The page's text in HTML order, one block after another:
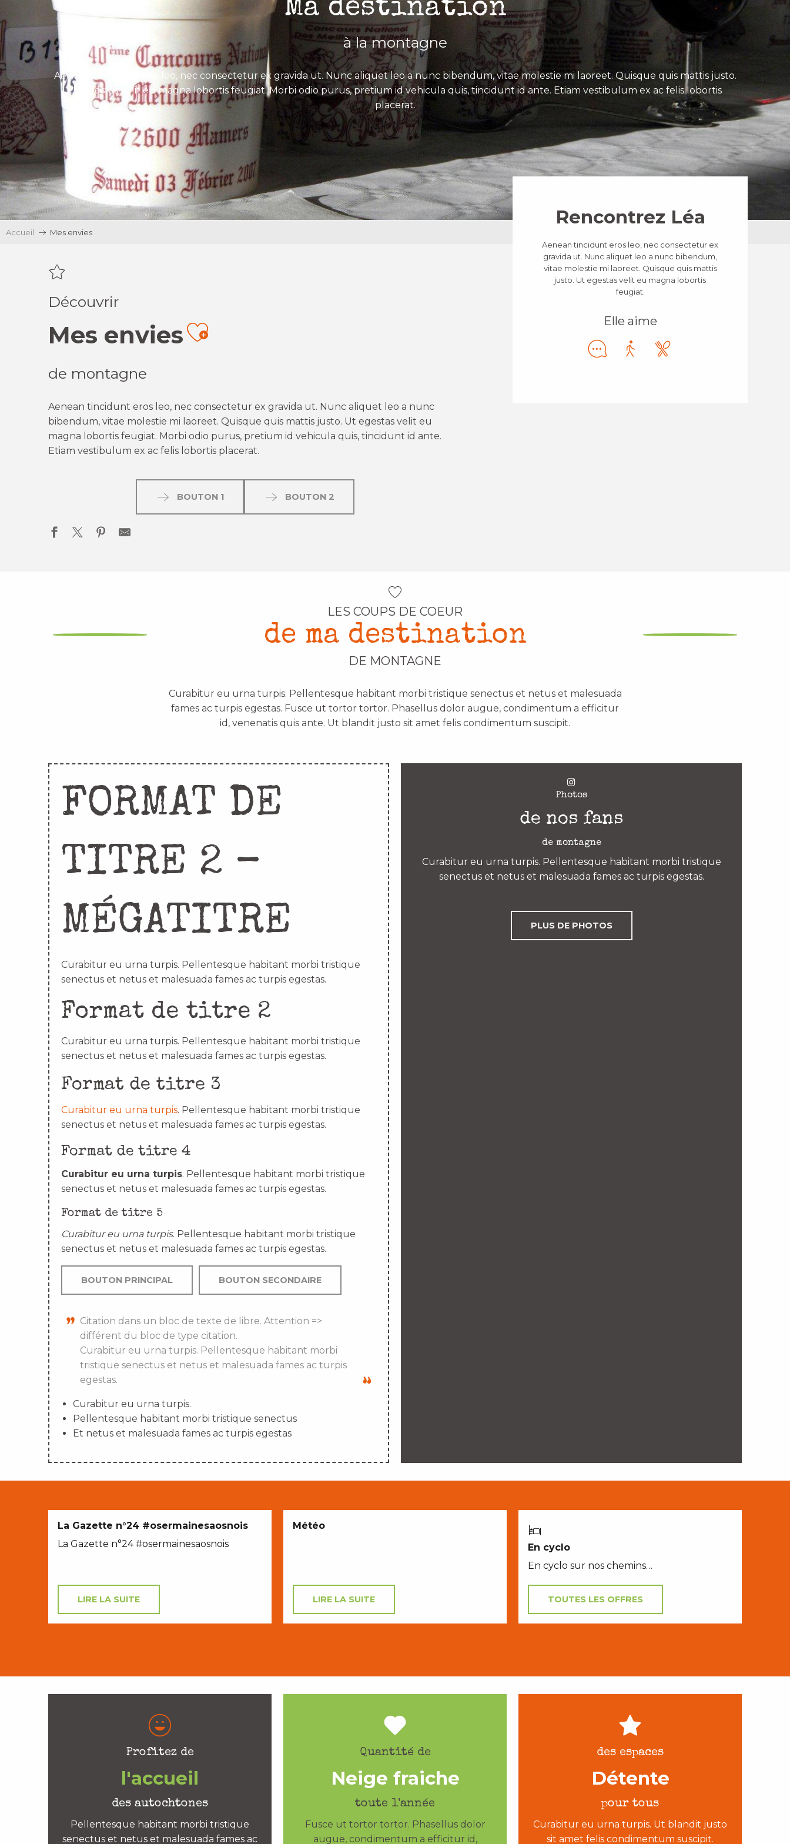
Ma destination
à la montagne
Aenean tincidunt eros leo, nec consectetur ex gravida ut. Nunc aliquet leo a nunc bibendum, vitae molestie mi laoreet. Quisque quis mattis justo.
Ut egestas velit eu magna lobortis feugiat. Morbi odio purus, pretium id vehicula quis, tincidunt id ante. Etiam vestibulum ex ac felis lobortis
placerat.
Accueil Mes envies
Découvrir
Mes enviesAjouter aux favoris
de montagne
Aenean tincidunt eros leo, nec consectetur ex gravida ut. Nunc aliquet leo a nunc
bibendum, vitae molestie mi laoreet. Quisque quis mattis justo. Ut egestas velit eu
magna lobortis feugiat. Morbi odio purus, pretium id vehicula quis, tincidunt id ante.
Etiam vestibulum ex ac felis lobortis placerat.
BOUTON 1 BOUTON 2
Rencontrez Léa
Aenean tincidunt eros leo, nec consectetur ex
gravida ut. Nunc aliquet leo a nunc bibendum,
vitae molestie mi laoreet. Quisque quis mattis
justo. Ut egestas velit eu magna lobortis
feugiat.
Elle aime
LES COUPS DE COEUR
de ma destination
DE MONTAGNE
Curabitur eu urna turpis. Pellentesque habitant morbi tristique senectus et netus et malesuada
fames ac turpis egestas. Fusce ut tortor tortor. Phasellus dolor augue, condimentum a efficitur
id, venenatis quis ante. Ut blandit justo sit amet felis condimentum suscipit.
FORMAT DE
TITRE 2 –
MÉGATITRE
Curabitur eu urna turpis. Pellentesque habitant morbi tristique
senectus et netus et malesuada fames ac turpis egestas.
Format de titre 2
Curabitur eu urna turpis. Pellentesque habitant morbi tristique
senectus et netus et malesuada fames ac turpis egestas.
Format de titre 3
Curabitur eu urna turpis. Pellentesque habitant morbi tristique
senectus et netus et malesuada fames ac turpis egestas.
Format de titre 4
Curabitur eu urna turpis. Pellentesque habitant morbi tristique
senectus et netus et malesuada fames ac turpis egestas.
Format de titre 5
Curabitur eu urna turpis. Pellentesque habitant morbi tristique
senectus et netus et malesuada fames ac turpis egestas.
BOUTON PRINCIPAL BOUTON SECONDAIRE
Citation dans un bloc de texte de libre. Attention =>
différent du bloc de type citation.
Curabitur eu urna turpis. Pellentesque habitant morbi
tristique senectus et netus et malesuada fames ac turpis
egestas.
Curabitur eu urna turpis.
Pellentesque habitant morbi tristique senectus
Et netus et malesuada fames ac turpis egestas
Photos
de nos fans
de montagne
Curabitur eu urna turpis. Pellentesque habitant morbi tristique
senectus et netus et malesuada fames ac turpis egestas.
PLUS DE PHOTOS
La Gazette n°24 #osermainesaosnois
La Gazette n°24 #osermainesaosnois
LIRE LA SUITE
Météo
LIRE LA SUITE
En cyclo
En cyclo sur nos chemins…
TOUTES LES OFFRES
Profitez de
l'accueil
des autochtones
Pellentesque habitant morbi tristique
senectus et netus et malesuada fames ac
Quantité de
Neige fraiche
toute l'année
Fusce ut tortor tortor. Phasellus dolor
augue, condimentum a efficitur id,
des espaces
Détente
pour tous
Curabitur eu urna turpis. Ut blandit justo
sit amet felis condimentum suscipit.